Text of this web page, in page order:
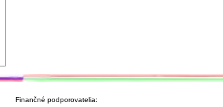
Finančné podporovatelia: